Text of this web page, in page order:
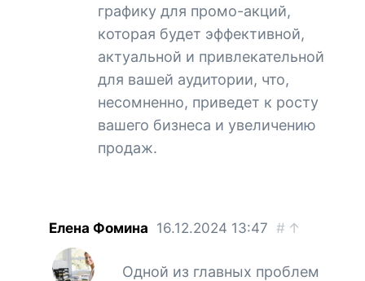
графику для промо-акций,
которая будет эффективной,
актуальной и привлекательной
для вашей аудитории, что,
несомненно, приведет к росту
вашего бизнеса и увеличению
продаж.
Елена Фомина 16.12.2024 13:47 # ↑
Одной из главных проблем